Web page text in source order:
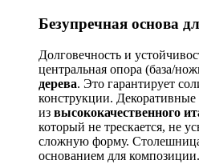
Безупречная основа
Долговечность и
центральная опора (база/
дерева. Это гарантирует
конструкции.
из высококачественного
который не трескается, не
сложную форму.
основанием для композиции.